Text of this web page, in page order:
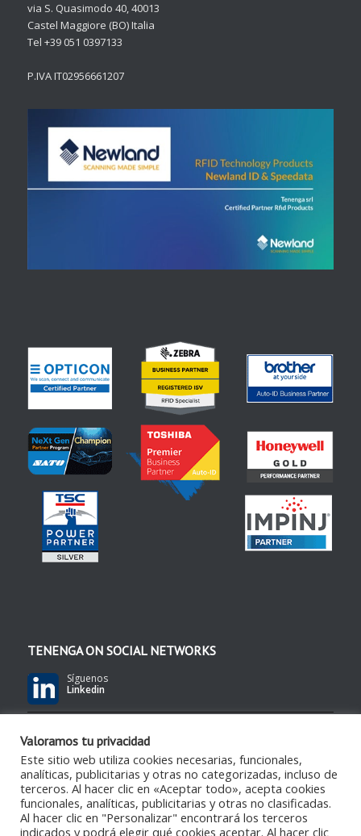
via S. Quasimodo 40, 40013
Castel Maggiore (BO) Italia
Tel +39 051 0397133
P.IVA IT02956661207
TENENGA ON SOCIAL NETWORKS
Síguenos
Linkedin
Síguenos
YouTube
Síguenos
RSS Feed
Valoramos tu privacidad
Este sitio web utiliza cookies necesarias, funcionales,
analíticas, publicitarias y otras no categorizadas, incluso de
terceros. Al hacer clic en «Aceptar todo», acepta cookies
funcionales, analíticas, publicitarias y otras no clasificadas.
Al hacer clic en "Personalizar" encontrará los terceros
indicados y podrá elegir qué cookies aceptar. Al hacer clic